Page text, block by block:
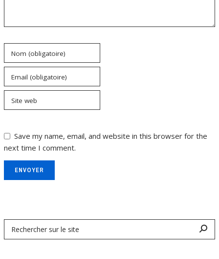
Nom (obligatoire)
Email (obligatoire)
Site web
Save my name, email, and website in this browser for the
next time I comment.
ENVOYER